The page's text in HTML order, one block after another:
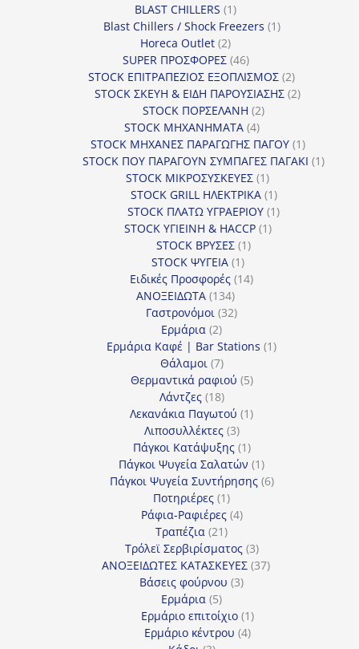
BLAST CHILLERS 11
προϊόν
Blast Chillers / Shock Freezers 11
Horeca Outlet 22
προϊόντα
SUPER ΠΡΟΣΦΟΡΕΣ 4646
προϊόντα
STOCK ΕΠΙΤΡΑΠΕΖΙΟΣ ΕΞΟΠΛΙΣΜΟΣ 22
προϊόντα
STOCK ΣΚΕΥΗ & ΕΙΔΗ ΠΑΡΟΥΣΙΑΣΗΣ 22
STOCK ΠΟΡΣΕΛΑΝΗ 22
STOCK ΜΗΧΑΝΗΜΑΤΑ 44
προϊόντα
STOCK ΜΗΧΑΝΕΣ ΠΑΡΑΓΩΓΗΣ ΠΑΓΟΥ 11
προϊόν
STOCK ΠΟΥ ΠΑΡΑΓΟΥΝ ΣΥΜΠΑΓΕΣ ΠΑΓΑΚΙ 11
STOCK ΜΙΚΡΟΣΥΣΚΕΥΕΣ 11
προϊόν
STOCK GRILL ΗΛΕΚΤΡΙΚΑ 11
προϊόν
STOCK ΠΛΑΤΩ ΥΓΡΑΕΡΙΟΥ 11
STOCK ΥΓΙΕΙΝΗ & HACCP 11
STOCK ΒΡΥΣΕΣ 11
STOCK ΨΥΓΕΙΑ 11
προϊόν
Ειδικές Προσφορές 1414
ΑΝΟΞΕΙΔΩΤΑ 134134
προϊόντα
Γαστρονόμοι 3232
Ερμάρια 22
προϊόντα
Ερμάρια Καφέ | Bar Stations 11
Θάλαμοι 77
προϊόντα
Θερμαντικά ραφιού 55
Λάντζες 1818
προϊόντα
Λεκανάκια Παγωτού 11
Λιποσυλλέκτες 33
προϊόντα
Πάγκοι Κατάψυξης 11
προϊόν
Πάγκοι Ψυγεία Σαλατών 11
προϊόν
Πάγκοι Ψυγεία Συντήρησης 66
Ποτηριέρες 11
προϊόν
Ράφια-Ραφιέρες 44
Τραπέζια 2121
προϊόντα
Τρόλεϊ Σερβιρίσματος 33
προϊόντα
ΑΝΟΞΕΙΔΩΤΕΣ ΚΑΤΑΣΚΕΥΕΣ 3737
Βάσεις φούρνου 33
Ερμάρια 55
προϊόντα
Ερμάριο επιτοίχιο 11
προϊόν
Ερμάριο κέντρου 44